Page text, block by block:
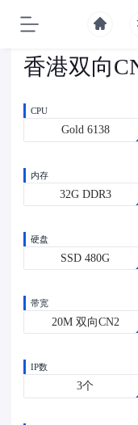
香港双向
CPU
Gold 6138
内存
32G DDR3
硬盘
SSD 480G
带宽
20M 双向CN2
IP数
3个